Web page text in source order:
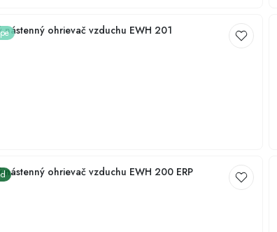
nástenný ohrievač vzduchu EWH 201
nástenný ohrievač vzduchu EWH 200 ERP